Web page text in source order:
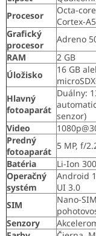
Procesor
Octa-
Cortex-
Grafický
procesor
Adreno
RAM
2 GB
Úložisko
16 GB
Hlavný
fotoaparát
Duálny:
senzor)
Video
Predný
fotoaparát
5 MP, f/
Batéria
Li-Ion
Operačný
systém
Android
UI 3.0
SIM
Nano-
Senzory